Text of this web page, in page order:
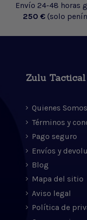
Envío 24-48 horas
250 € (solo
Zulu Tactical
Quienes Somos
Términos y
Pago seguro
Envíos y
Blog
Mapa del sitio
Aviso legal
Política de